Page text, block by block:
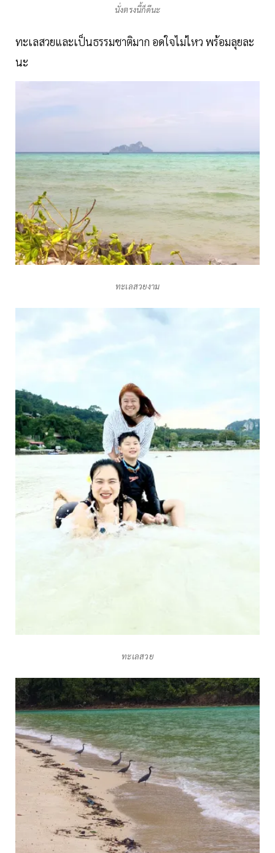
นั่งตรงนี้ก็ดีนะ
ทะเลสวยและเป็นธรรมชาติมาก อดใจไม่ไหว พร้อมลุยละ
นะ
ทะเลสวยงาม
ทะเลสวย